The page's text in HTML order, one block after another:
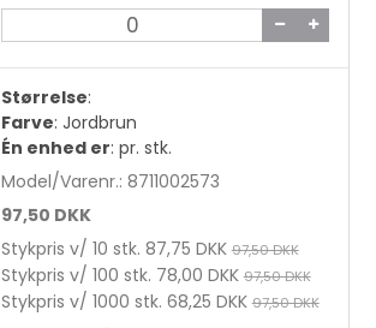
Størrelse:
Farve: Jordbrun
Én enhed er: pr. stk.
Model/Varenr.: 8711002573
97,50 DKK
Stykpris v/ 10 stk. 87,75 DKK 97,50 DKK
Stykpris v/ 100 stk. 78,00 DKK 97,50 DKK
Stykpris v/ 1000 stk. 68,25 DKK 97,50 DKK